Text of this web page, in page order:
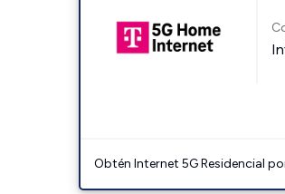
Obtén Internet 5G Residencial